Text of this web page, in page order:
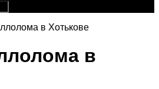
в Хотькове
в